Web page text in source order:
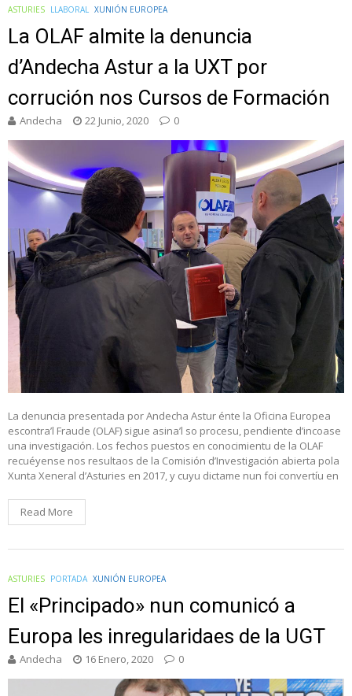
ASTURIES LLABORAL XUNIÓN EUROPEA
La OLAF almite la denuncia
d’Andecha Astur a la UXT por
corrución nos Cursos de Formación
Andecha 22 Junio, 2020 0
La denuncia presentada por Andecha Astur énte la Oficina Europea
escontra’l Fraude (OLAF) sigue asina’l so procesu, pendiente d’incoase
una investigación. Los fechos puestos en conocimientu de la OLAF
recuéyense nos resultaos de la Comisión d’Investigación abierta pola
Xunta Xeneral d’Asturies en 2017, y cuyu dictame nun foi convertíu en
Read More
ASTURIES PORTADA XUNIÓN EUROPEA
El «Principado» nun comunicó a
Europa les inregularidaes de la UGT
Andecha 16 Enero, 2020 0